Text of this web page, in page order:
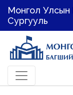
Монгол Улсын
Сургууль